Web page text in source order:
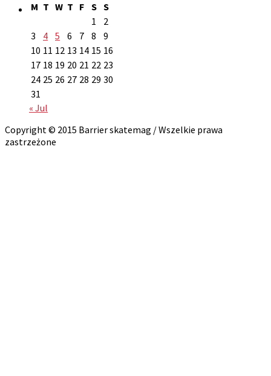
M T W T F S S
1
2
3
4 5 6 7 8
9
10 11 12 13 14 15 16
17 18 19 20 21 22 23
24 25 26 27 28 29 30
31
« Jul
Copyright © 2015 Barrier skatemag / Wszelkie prawa
zastrzeżone